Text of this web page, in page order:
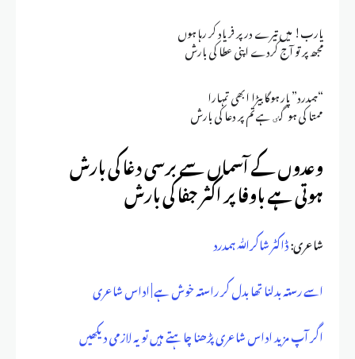
یارب! میں تیرے در پر فریاد کر رہا ہوں
مجھ پر تو آج کردے اپنی عطا کی بارش
“ہمدرد” پار ہوگا بیڑا ابھی تمہارا
ممتا کی ہوگٸ ہے تم پر دعا کی بارش
وعدوں کے آسماں سے برسی دغا کی بارش
ہوتی ہے باوفا پر اکثر جفا کی بارش
شاعری:ڈاکٹر شاکراللّٰہ ہمدرد
اسے رستہ بدلنا تھا بدل کر راستہ خوش ہے | اداس شاعری
اگر آپ مزید اداس شاعری پڑھنا چاہتے ہیں تو یہ لازمی دیکھیں